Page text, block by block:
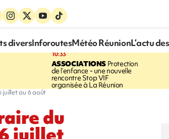
diversInforoutesMétéo RéunionL’actu
10:33
ASSOCIATIONSProtection
de l’enfance - une nouvelle
rencontre Stop VIF
organisée à La Réunion
juillet au 6 août
du